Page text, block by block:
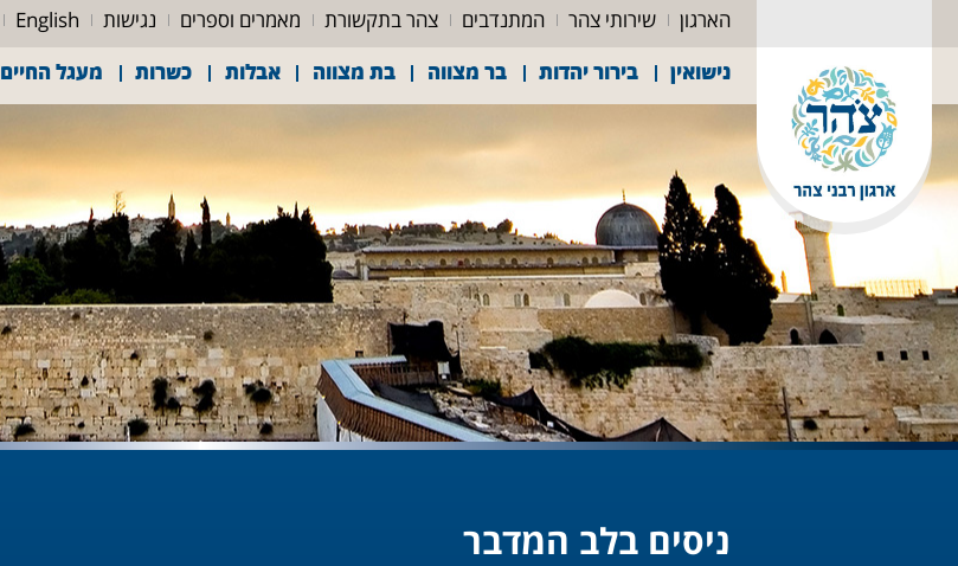
הארגון שירותי צהר המתנדבים צהר בתקשורת מאמרים וספרים נגישות English
נישואין
בירור יהדות בר מצווה בת מצווה אבלות כשרות מעגל החיים
ניסים בלב המדבר